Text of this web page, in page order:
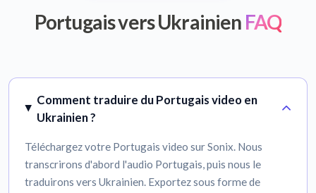
Portugais vers Ukrainien FAQ
Comment traduire du Portugais video en
Ukrainien ?
Téléchargez votre Portugais video sur Sonix. Nous
transcrirons d'abord l'audio Portugais, puis nous le
traduirons vers Ukrainien. Exportez sous forme de